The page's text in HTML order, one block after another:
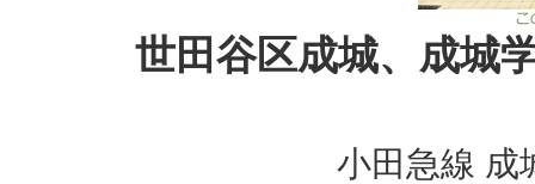
世田谷区成城、成城
小田急線 成